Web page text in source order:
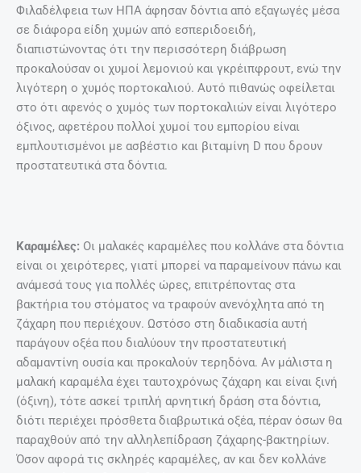
Φιλαδέλφεια των ΗΠΑ άφησαν δόντια από εξαγωγές μέσα
σε διάφορα είδη χυμών από εσπεριδοειδή,
διαπιστώνοντας ότι την περισσότερη διάβρωση
προκαλούσαν οι χυμοί λεμονιού και γκρέιπφρουτ, ενώ την
λιγότερη ο χυμός πορτοκαλιού. Αυτό πιθανώς οφείλεται
στο ότι αφενός ο χυμός των πορτοκαλιών είναι λιγότερο
όξινος, αφετέρου πολλοί χυμοί του εμπορίου είναι
εμπλουτισμένοι με ασβέστιο και βιταμίνη D που δρουν
προστατευτικά στα δόντια.
Καραμέλες: Οι μαλακές καραμέλες που κολλάνε στα δόντια
είναι οι χειρότερες, γιατί μπορεί να παραμείνουν πάνω και
ανάμεσά τους για πολλές ώρες, επιτρέποντας στα
βακτήρια του στόματος να τραφούν ανενόχλητα από τη
ζάχαρη που περιέχουν. Ωστόσο στη διαδικασία αυτή
παράγουν οξέα που διαλύουν την προστατευτική
αδαμαντίνη ουσία και προκαλούν τερηδόνα. Αν μάλιστα η
μαλακή καραμέλα έχει ταυτοχρόνως ζάχαρη και είναι ξινή
(όξινη), τότε ασκεί τριπλή αρνητική δράση στα δόντια,
διότι περιέχει πρόσθετα διαβρωτικά οξέα, πέραν όσων θα
παραχθούν από την αλληλεπίδραση ζάχαρης-βακτηρίων.
Όσον αφορά τις σκληρές καραμέλες, αν και δεν κολλάνε